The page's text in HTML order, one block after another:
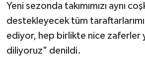
Yeni sezonda takımımızı aynı
destekleyecek tüm
ediyor, hep birlikte nice zaferler
diliyoruz" denildi.